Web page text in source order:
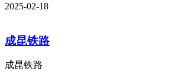
2025-02-18
成昆铁路
成昆铁路